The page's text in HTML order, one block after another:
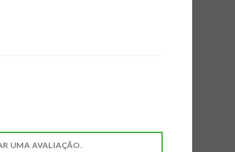
UMA AVALIAÇÃO.